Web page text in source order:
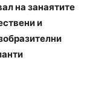
на занаятите
и